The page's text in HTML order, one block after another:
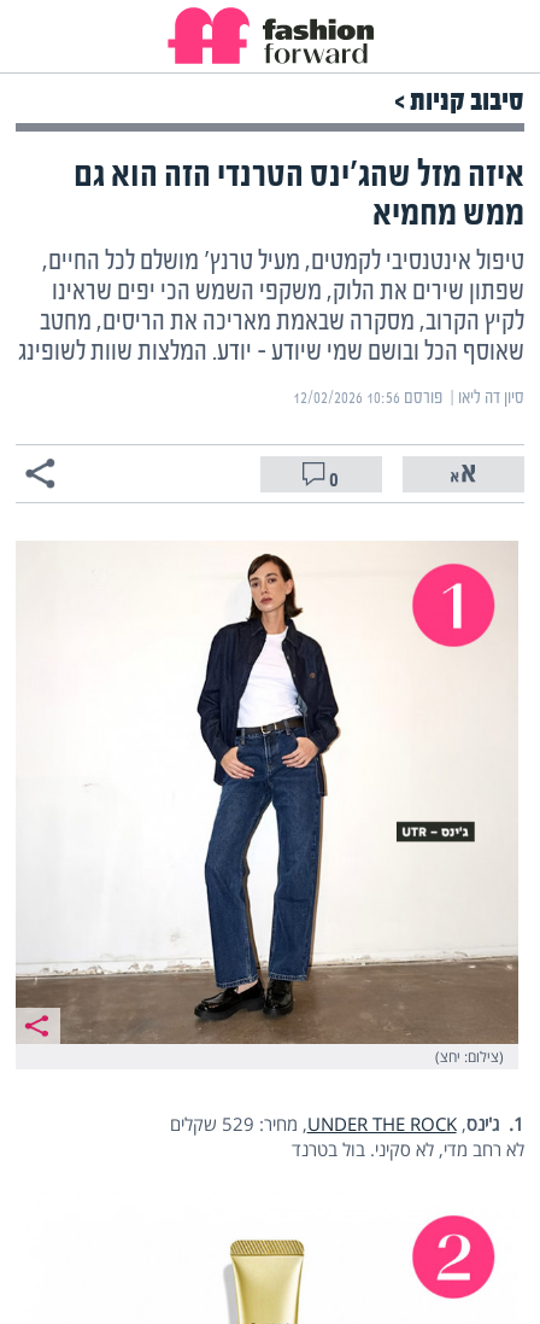
סיבוב קניות >
איזה מזל שהג'ינס הטרנדי הזה הוא גם
ממש מחמיא
טיפול אינטנסיבי לקמטים, מעיל טרנץ' מושלם לכל החיים,
שפתון שירים את הלוק, משקפי השמש הכי יפים שראינו
לקיץ הקרוב, מסקרה שבאמת מאריכה את הריסים, מחטב
שאוסף הכל ובושם שמי שיודע – יודע. המלצות שוות לשופינג
סיון דה ליאו | ‏פורסם ‎12/02/2026 10:56
0
(צילום: יחצ)
1. ג'ינס ,
UNDER THE ROCK, מחיר: 529 שקלים
לא רחב מדי, לא סקיני. בול בטרנד